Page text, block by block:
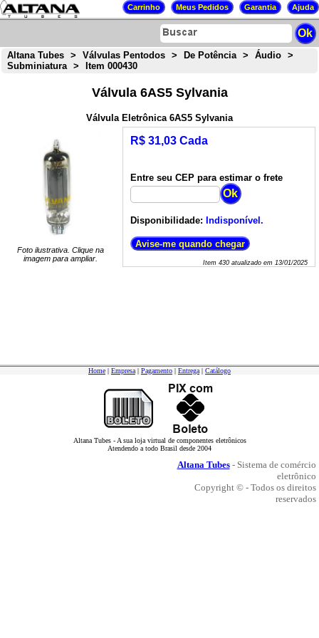
Altana Tubes > Válvulas Pentodos > De Potência > Áudio
>
Subminiatura
> Item 000430
Válvula 6AS5 Sylvania
Válvula Eletrônica 6AS5 Sylvania
Foto ilustrativa. Clique na
imagem para ampliar.
R$ 31,03 Cada
Entre seu CEP para estimar o frete
Disponibilidade: Indisponível.
Item 430atualizado em 13/01/2025
Home | Empresa | Pagamento | Entrega | Catálogo
Altana Tubes - A sua loja virtual de componentes eletrônicos
Atendendo a todo Brasil desde 2004
Altana Tubes- Sistema de comércio
eletrônico
Copyright © - Todos os direitos
reservados